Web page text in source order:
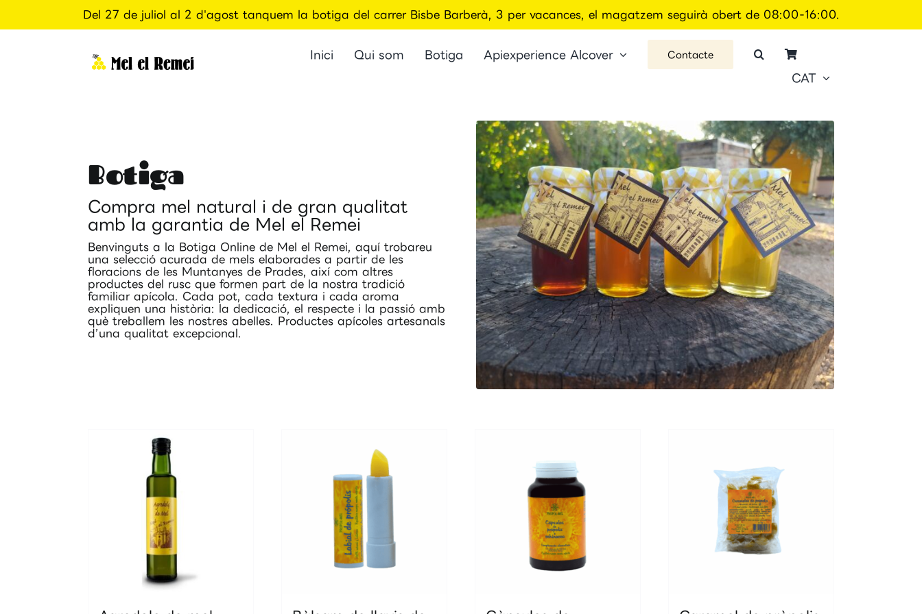
Del 27 de juliol al 2 d'agost tanquem la botiga del carrer Bisbe Barberà, 3 per vacances, el magatzem seguirà obert de 08:00-16:00.
Inici Qui som Botiga Apiexperience Alcover Contacte
CAT
Botiga
Compra mel natural i de gran qualitat
amb la garantia de Mel el Remei
Benvinguts a la Botiga Online de Mel el Remei, aquí trobareu
una selecció acurada de mels elaborades a partir de les
floracions de les Muntanyes de Prades, així com altres
productes del rusc que formen part de la nostra tradició
familiar apícola. Cada pot, cada textura i cada aroma
expliquen una història: la dedicació, el respecte i la passió amb
què treballem les nostres abelles. Productes apícoles artesanals
d’una qualitat excepcional.